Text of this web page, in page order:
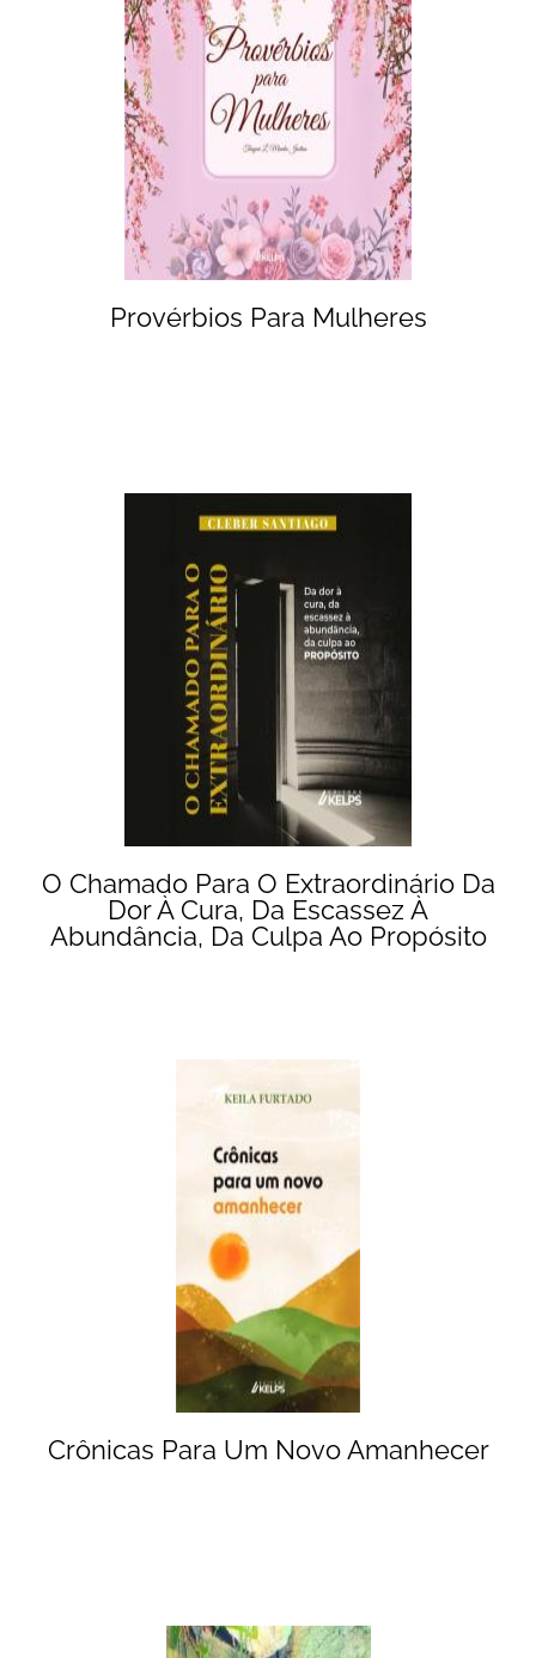
Provérbios Para Mulheres
O Chamado Para O Extraordinário Da
Dor À Cura, Da Escassez À
Abundância, Da Culpa Ao Propósito
Crônicas Para Um Novo Amanhecer